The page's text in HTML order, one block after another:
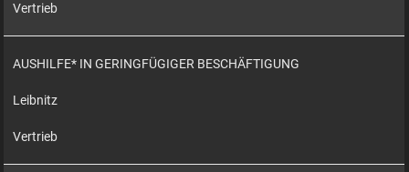
Vertrieb
AUSHILFE* IN GERINGFÜGIGER BESCHÄFTIGUNG
Leibnitz
Vertrieb